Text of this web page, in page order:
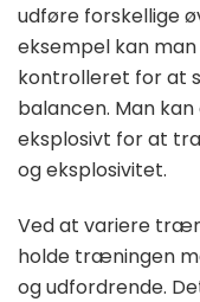
udføre forskellige
eksempel kan
kontrolleret for at
balancen. Man
eksplosivt for at
og eksplosivitet.
Ved at variere
holde træningen
og udfordrende.